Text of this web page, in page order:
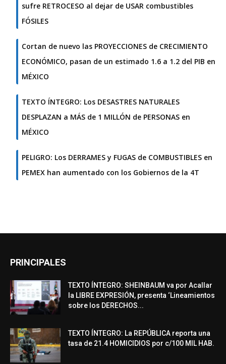
sufre RETROCESO al dejar de USAR combustibles
FÓSILES
Cortan de nuevo las PROYECCIONES de CRECIMIENTO
ECONÓMICO, pasan de un estimado 1.6 a 1.2 del PIB en
MÉXICO
TEXTO ÍNTEGRO: Los DESASTRES NATURALES
DESPLAZAN a MÁS de 1 MILLÓN de PERSONAS en
MÉXICO
PELIGRO: Los DERRAMES y FUGAS de COMBUSTIBLES en
PEMEX han aumentado con los Gobiernos de la 4T
PRINCIPALES
TEXTO ÍNTEGRO: SHEINBAUM va por Acallar
la LIBRE EXPRESIÓN, presenta ‘Lineamientos
sobre los DERECHOS...
TEXTO ÍNTEGRO: La REPÚBLICA reporta una
tasa de 21.4 HOMICIDIOS por c/100 MIL HAB.